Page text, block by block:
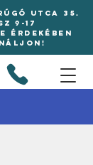
UTCA 35.
9-17
érdekében